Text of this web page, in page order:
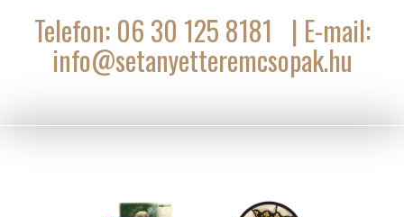
Telefon: 06 30 125 8181 | E-mail:
info@setanyetteremcsopak.hu